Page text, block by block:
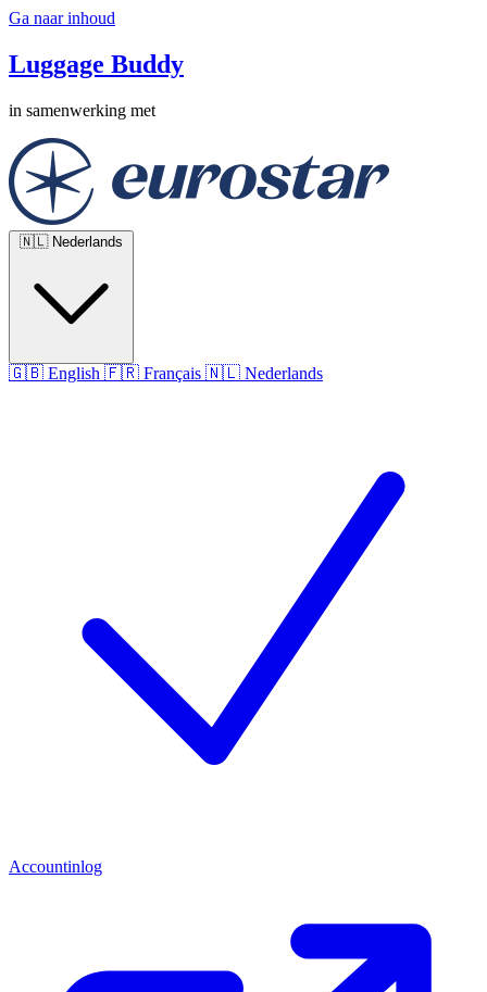
Ga naar inhoud
Luggage Buddy
in samenwerking met
🇳🇱
🇬🇧 English 🇫🇷 Français 🇳🇱 Nederlands
Accountinlog